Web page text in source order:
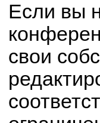
Если вы
свои